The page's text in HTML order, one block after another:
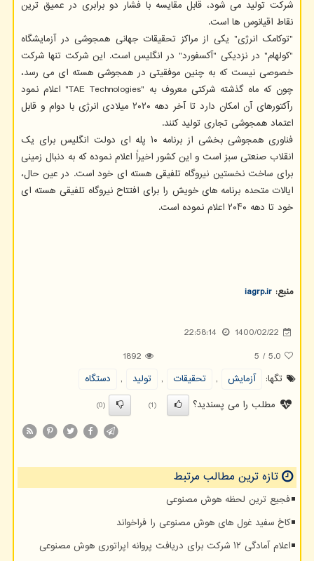
شرکت تولید می شود، قابل مقایسه با فشار دو برابری در عمیق ترین
نقاط اقیانوس ها است.
"توکامک انرژی" یکی از مراکز تحقیقات جهانی همجوشی در آزمایشگاه
"کولهام" در نزدیکی "آکسفورد" در انگلیس است. این شرکت تنها شرکت
خصوصی نیست که به چنین موفقیتی در همجوشی هسته ای می رسد،
چون که ماه گذشته شرکتی معروف به "TAE Technologies" اعلام نمود
رآکتورهای آن امکان دارد تا آخر دهه ۲۰۲۰ میلادی انرژی با دوام و قابل
اعتماد همجوشی تجاری تولید کنند.
فناوری همجوشی بخشی از برنامه ۱۰ پله ای دولت انگلیس برای یک
انقلاب صنعتی سبز است و این کشور اخیراً اعلام نموده که به دنبال زمینی
برای ساخت نخستین نیروگاه تلفیقی هسته ای خود است. در عین حال،
ایالات متحده برنامه های خویش را برای افتتاح نیروگاه تلفیقی هسته ای
خود تا دهه ۲۰۴۰ اعلام نموده است.
منبع: iagrp.ir
1400/02/22
22:58:14
5.0
/
5
1892
تگها:
آزمایش , تحقیقات , تولید ,
دستگاه
مطلب را می پسندید؟
(1)
(0)
تازه ترین مطالب مرتبط
فجیع ترین لحظه هوش مصنوعی
کاخ سفید غول های هوش مصنوعی را فراخواند
اعلام آمادگی ۱۲ شرکت برای دریافت پروانه اپراتوری هوش مصنوعی